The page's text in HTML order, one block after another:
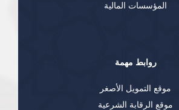
المؤسسات المالية
روابط مهمة
موقع التمويل الأصغر
موقع الرقابة الشرعية